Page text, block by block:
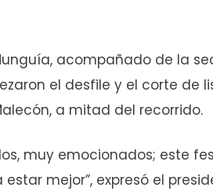
acompañado de la
el desfile y el corte de
a mitad del recorrido.
muy emocionados; este
mejor”, expresó el